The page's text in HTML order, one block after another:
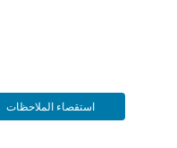
استقصاء الملاحظات